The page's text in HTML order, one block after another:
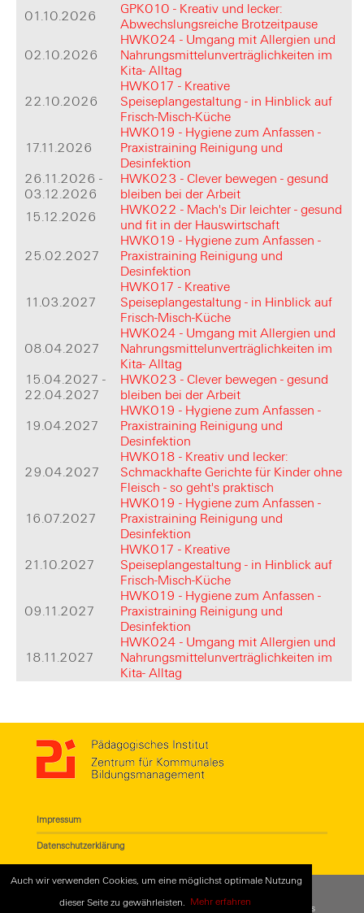
Auch wir verwenden Cookies, um eine möglichst optimale Nutzung
dieser Seite zu gewährleisten. Mehr erfahren
01.10.2026
GPK010 - Kreativ und lecker:
Abwechslungsreiche Brotzeitpause
02.10.2026
HWK024 - Umgang mit Allergien und
Nahrungsmittelunverträglichkeiten im
Kita- Alltag
22.10.2026
HWK017 - Kreative
Speiseplangestaltung - in Hinblick auf
Frisch-Misch-Küche
17.11.2026
HWK019 - Hygiene zum Anfassen -
Praxistraining Reinigung und
Desinfektion
26.11.2026 -
03.12.2026
HWK023 - Clever bewegen - gesund
bleiben bei der Arbeit
15.12.2026
HWK022 - Mach's Dir leichter - gesund
und fit in der Hauswirtschaft
25.02.2027
HWK019 - Hygiene zum Anfassen -
Praxistraining Reinigung und
Desinfektion
11.03.2027
HWK017 - Kreative
Speiseplangestaltung - in Hinblick auf
Frisch-Misch-Küche
08.04.2027
HWK024 - Umgang mit Allergien und
Nahrungsmittelunverträglichkeiten im
Kita- Alltag
15.04.2027 -
22.04.2027
HWK023 - Clever bewegen - gesund
bleiben bei der Arbeit
19.04.2027
HWK019 - Hygiene zum Anfassen -
Praxistraining Reinigung und
Desinfektion
29.04.2027
HWK018 - Kreativ und lecker:
Schmackhafte Gerichte für Kinder ohne
Fleisch - so geht's praktisch
16.07.2027
HWK019 - Hygiene zum Anfassen -
Praxistraining Reinigung und
Desinfektion
21.10.2027
HWK017 - Kreative
Speiseplangestaltung - in Hinblick auf
Frisch-Misch-Küche
09.11.2027
HWK019 - Hygiene zum Anfassen -
Praxistraining Reinigung und
Desinfektion
18.11.2027
HWK024 - Umgang mit Allergien und
Nahrungsmittelunverträglichkeiten im
Kita- Alltag
Impressum
Datenschutzerklärung
© 2018Pädagogisches Institut - Zentrum für Kommunales